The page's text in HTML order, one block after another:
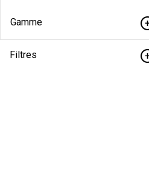
Gamme
Filtres